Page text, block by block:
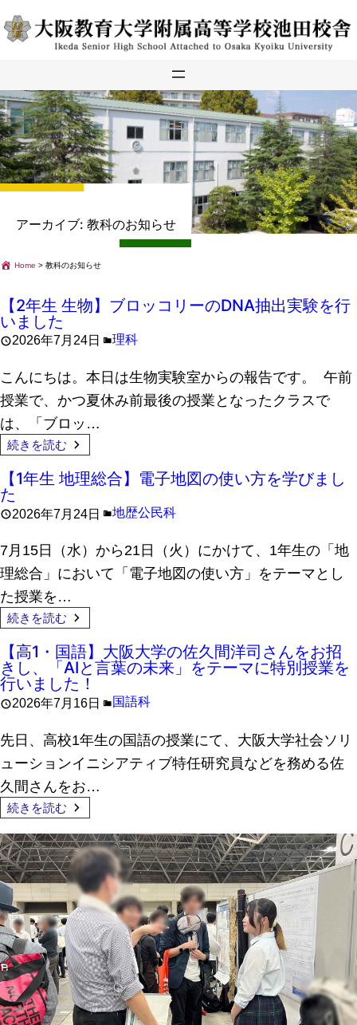
を
アーカイブ: 教科のお知らせ
Home > 教科のお知らせ
【2年生 生物】ブロッコリーのDNA抽出実験を行
いました
2026年7月24日 理科
こんにちは。本日は生物実験室からの報告です。 午前
授業で、かつ夏休み前最後の授業となったクラスで
は、「ブロッ…
続きを読む
【1年生 地理総合】電子地図の使い方を学びまし
た
2026年7月24日 地歴公民科
7月15日（水）から21日（火）にかけて、1年生の「地
理総合」において「電子地図の使い方」をテーマとし
た授業を…
続きを読む
【高1・国語】大阪大学の佐久間洋司さんをお招
きし、「AIと言葉の未来」をテーマに特別授業を
行いました！
2026年7月16日 国語科
先日、高校1年生の国語の授業にて、大阪大学社会ソリ
ューションイニシアティブ特任研究員などを務める佐
久間さんをお…
続きを読む